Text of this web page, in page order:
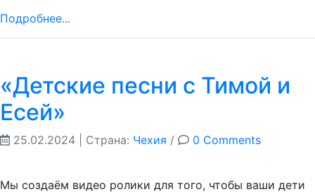
Подробнее...
«Детские песни с Тимой и
Есей»
25.02.2024 | Страна: Чехия / 0 Comments
Мы создаём видео ролики для того, чтобы ваши дети